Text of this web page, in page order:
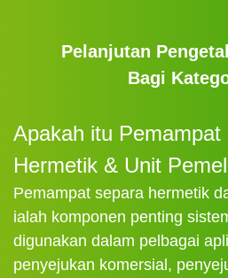
Pelanjutan
Bagi
Apakah itu Pemampat
Hermetik & Unit
Pemampat separa hermetik
ialah komponen penting
digunakan dalam pelbagai
penyejukan komersial,